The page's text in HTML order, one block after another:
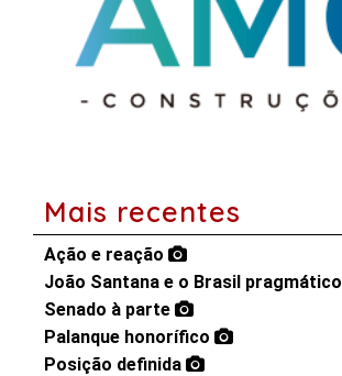
Mais recentes
Ação e reação
João Santana e o Brasil pragmático
Senado à parte
Palanque honorífico
Posição definida